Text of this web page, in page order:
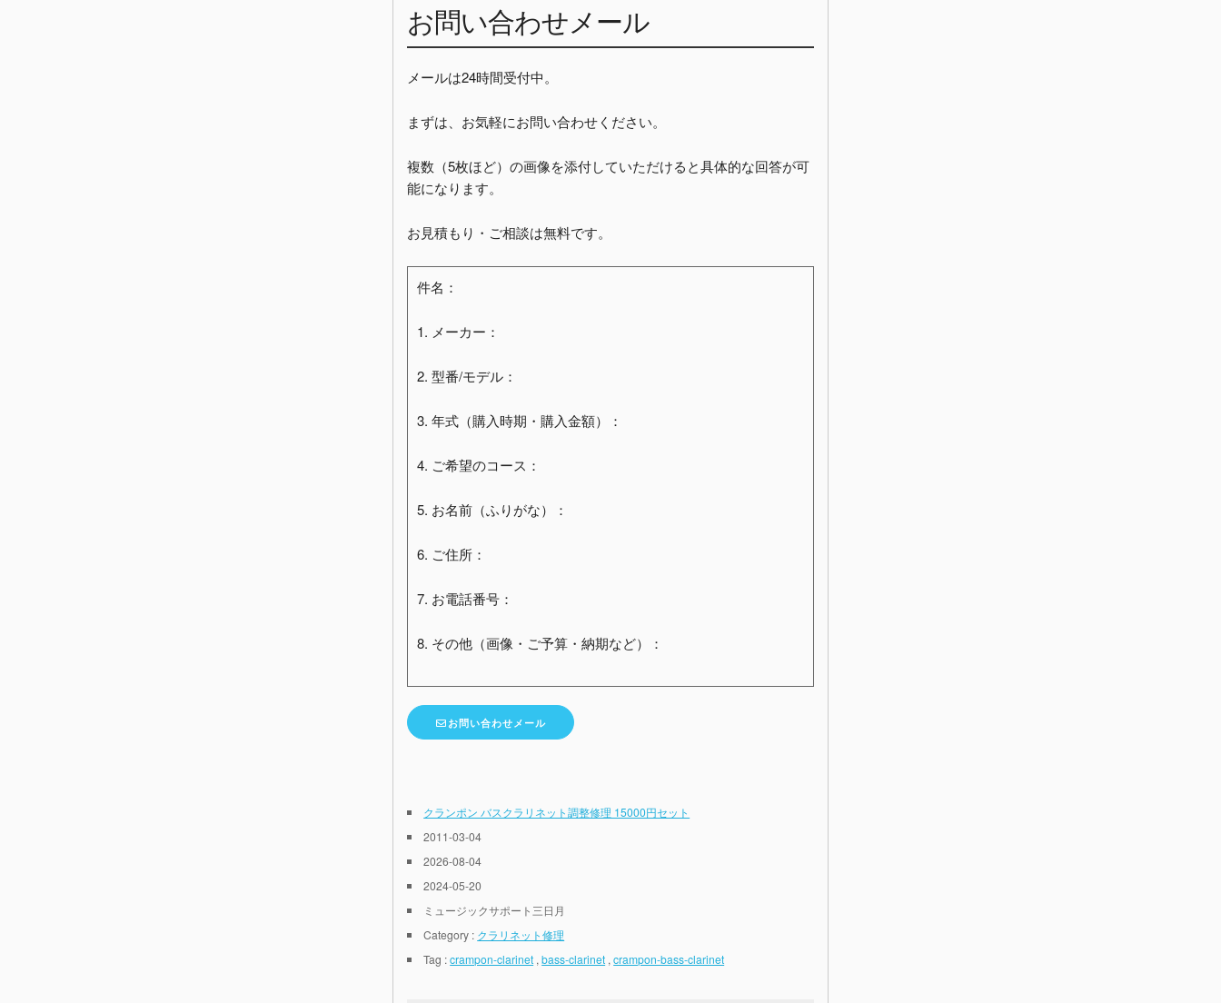
お問い合わせメール
メールは24時間受付中。
まずは、お気軽にお問い合わせください。
複数（5枚ほど）の画像を添付していただけると具体的な回答が可
能になります。
お見積もり・ご相談は無料です。
件名：
1. メーカー：
2. 型番/モデル：
3. 年式（購入時期・購入金額）：
4. ご希望のコース：
5. お名前（ふりがな）：
6. ご住所：
7. お電話番号：
8. その他（画像・ご予算・納期など）：
お問い合わせメール
クランポン バスクラリネット調整修理 15000円セット
2011-03-04
2026-08-04
2024-05-20
ミュージックサポート三日月
Category : クラリネット修理
Tag :crampon-clarinet ,bass-clarinet ,crampon-bass-clarinet